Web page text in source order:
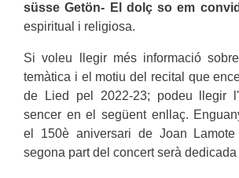
süsse Getön- El dolç so em
espiritual i religiosa.
Si voleu llegir més informació
temàtica i el motiu del recital que
de Lied pel 2022-23; podeu llegir
sencer en el següent enllaç.
el 150è aniversari de Joan
segona part del concert serà